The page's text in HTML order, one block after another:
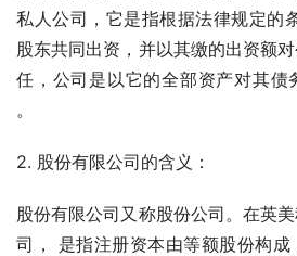
私人公司，它是指根据法律规定的
股东共同出资，并以其缴的出资额
任，公司是以它的全部资产对其债
。
2. 股份有限公司的含义：
股份有限公司又称股份公司。在英
司， 是指注册资本由等额股份构